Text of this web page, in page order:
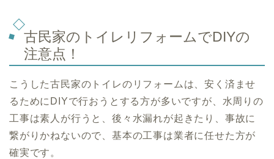
古民家のトイレリフォームでDIYの
注意点！
こうした古民家のトイレのリフォームは、安く済ませ
るためにDIYで行おうとする方が多いですが、水周りの
工事は素人が行うと、後々水漏れが起きたり、事故に
繋がりかねないので、基本の工事は業者に任せた方が
確実です。